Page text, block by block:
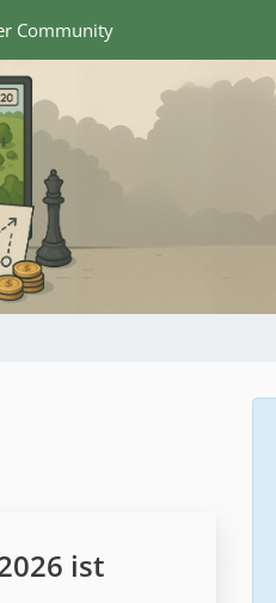
Community
ist